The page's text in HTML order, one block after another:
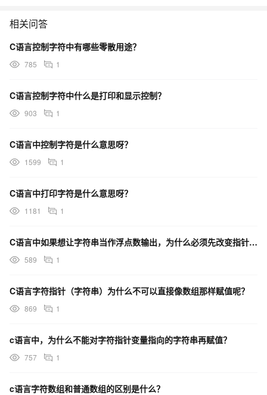
相关问答
C语言控制字符中有哪些零散用途？
785 1
C语言控制字符中什么是打印和显示控制？
903 1
C语言中控制字符是什么意思呀？
1599 1
C语言中打印字符是什么意思呀？
1181 1
C语言中如果想让字符串当作浮点数输出，为什么必须先改变指针的类型呢？
589 1
C语言字符指针（字符串）为什么不可以直接像数组那样赋值呢？
869 1
c语言中，为什么不能对字符指针变量指向的字符串再赋值？
757 1
c语言字符数组和普通数组的区别是什么？